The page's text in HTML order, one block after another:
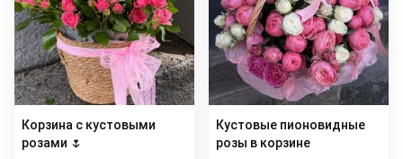
Корзина с кустовыми
розами 🌷
Кустовые пионовидные
розы в корзине